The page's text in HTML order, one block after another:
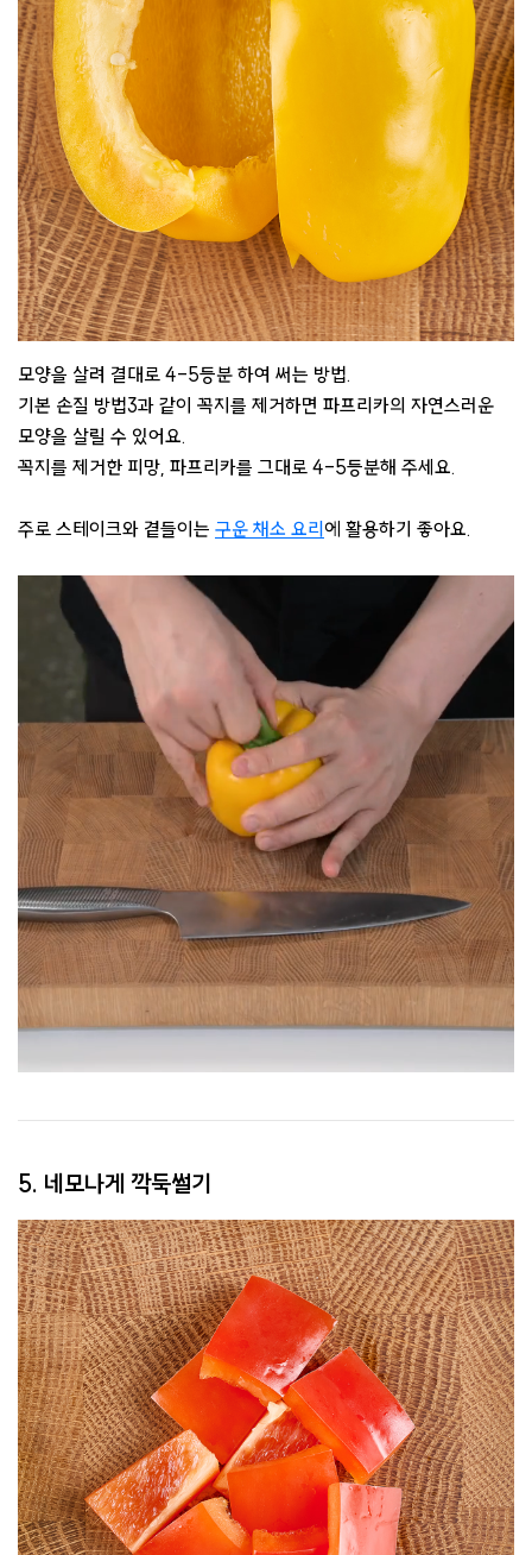
모양을 살려 결대로 4-5등분 하여 써는 방법.
기본 손질 방법3과 같이 꼭지를 제거하면 파프리카의 자연스러운
모양을 살릴 수 있어요.
꼭지를 제거한 피망, 파프리카를 그대로 4-5등분해 주세요.
주로 스테이크와 곁들이는 구운 채소 요리 에 활용하기 좋아요.
5. 네모나게 깍둑썰기